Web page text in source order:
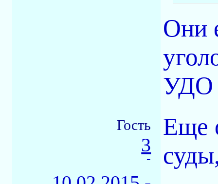
Они
УДО
Гость
3
-
Еще